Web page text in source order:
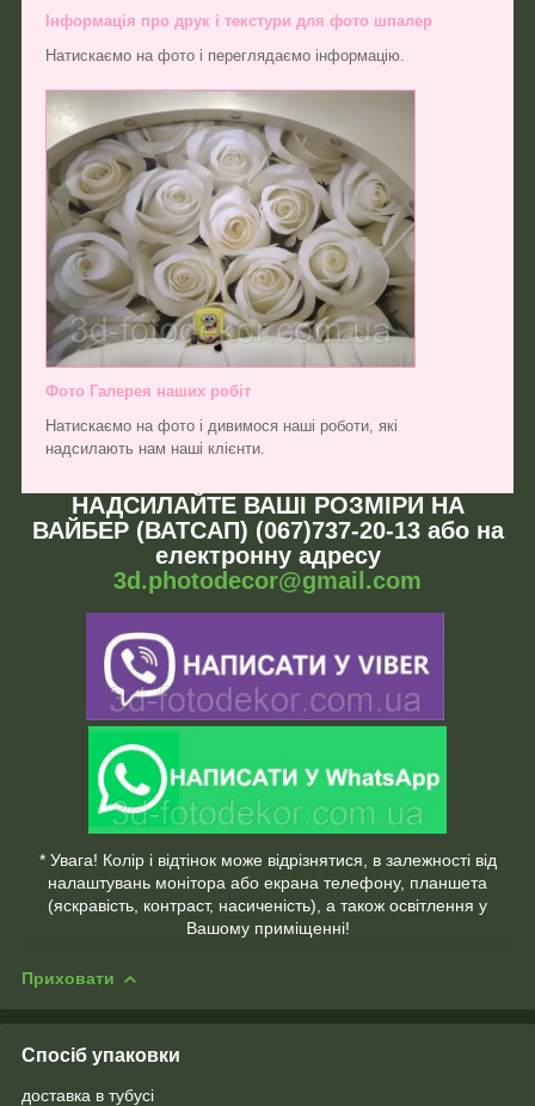
Інформація про друк і текстури для фото шпалер
Натискаємо на фото і переглядаємо інформацію.
Фото Галерея наших робіт
Натискаємо на фото і дивимося наші роботи, які
надсилають нам наші клієнти.
НАДСИЛАЙТЕ ВАШІ РОЗМІРИ НА
ВАЙБЕР (ВАТСАП) (067)737-20-13 або на
електронну адресу
3d.photodecor@gmail.com
* Увага! Колір і відтінок може відрізнятися, в залежності від
налаштувань монітора або екрана телефону, планшета
(яскравість, контраст, насиченість), а також освітлення у
Вашому приміщенні!
Приховати
Спосіб упаковки
доставка в тубусі